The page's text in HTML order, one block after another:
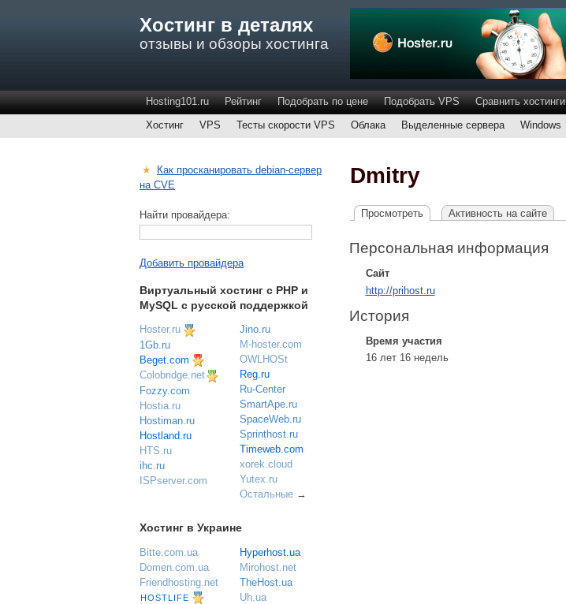
Хостинг в деталях
отзывы и обзоры хостинга
Hosting101.ru Рейтинг Подобрать по цене Подобрать VPS Сравнить хостинги
Хостинг
VPS Тесты скорости VPS Облака Выделенные сервера Windows
Dmitry
Просмотреть Активность на сайте
Персональная информация
Сайт
http://prihost.ru
История
Время участия
16 лет 16 недель
★ Как просканировать debian-сервер
на CVE
Найти провайдера:
Добавить провайдера
Виртуальный хостинг c PHP и
MySQL с русской поддержкой
Hoster.ru
1Gb.ru
Beget.com
Colobridge.net
Fozzy.com
Hostia.ru
Hostiman.ru
Hostland.ru
HTS.ru
ihc.ru
ISPserver.com
Jino.ru
M-hoster.com
OWLHOSt
Reg.ru
Ru-Center
SmartApe.ru
SpaceWeb.ru
Sprinthost.ru
Timeweb.com
xorek.cloud
Yutex.ru
Остальные →
Хостинг в Украине
Bitte.com.ua
Domen.com.ua
Friendhosting.net
HOSTLIFE
Hyperhost.ua
Mirohost.net
TheHost.ua
Uh.ua